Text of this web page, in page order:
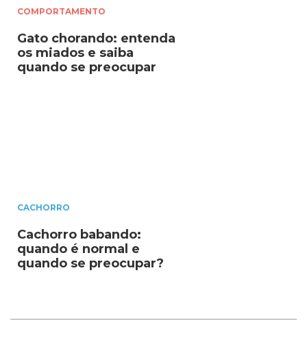
COMPORTAMENTO
Gato chorando: entenda
os miados e saiba
quando se preocupar
CACHORRO
Cachorro babando:
quando é normal e
quando se preocupar?